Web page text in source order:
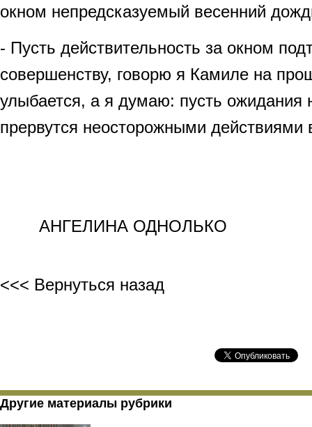
окном непредсказуемый весенний
- Пусть действительность за окном
совершенству, говорю я Камиле на
улыбается, а я думаю: пусть ожидания
прервутся неосторожными действиями
АНГЕЛИНА ОДНОЛЬКО
<<< Вернуться назад
Другие материалы рубрики